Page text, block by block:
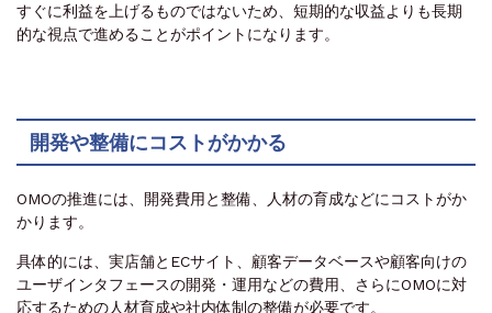
すぐに利益を上げるものではないため、短期的な収益よりも長期
的な視点で進めることがポイントになります。
開発や整備にコストがかかる
OMOの推進には、開発費用と整備、人材の育成などにコストがか
かります。
具体的には、実店舗とECサイト、顧客データベースや顧客向けの
ユーザインタフェースの開発・運用などの費用、さらにOMOに対
応するための人材育成や社内体制の整備が必要です。